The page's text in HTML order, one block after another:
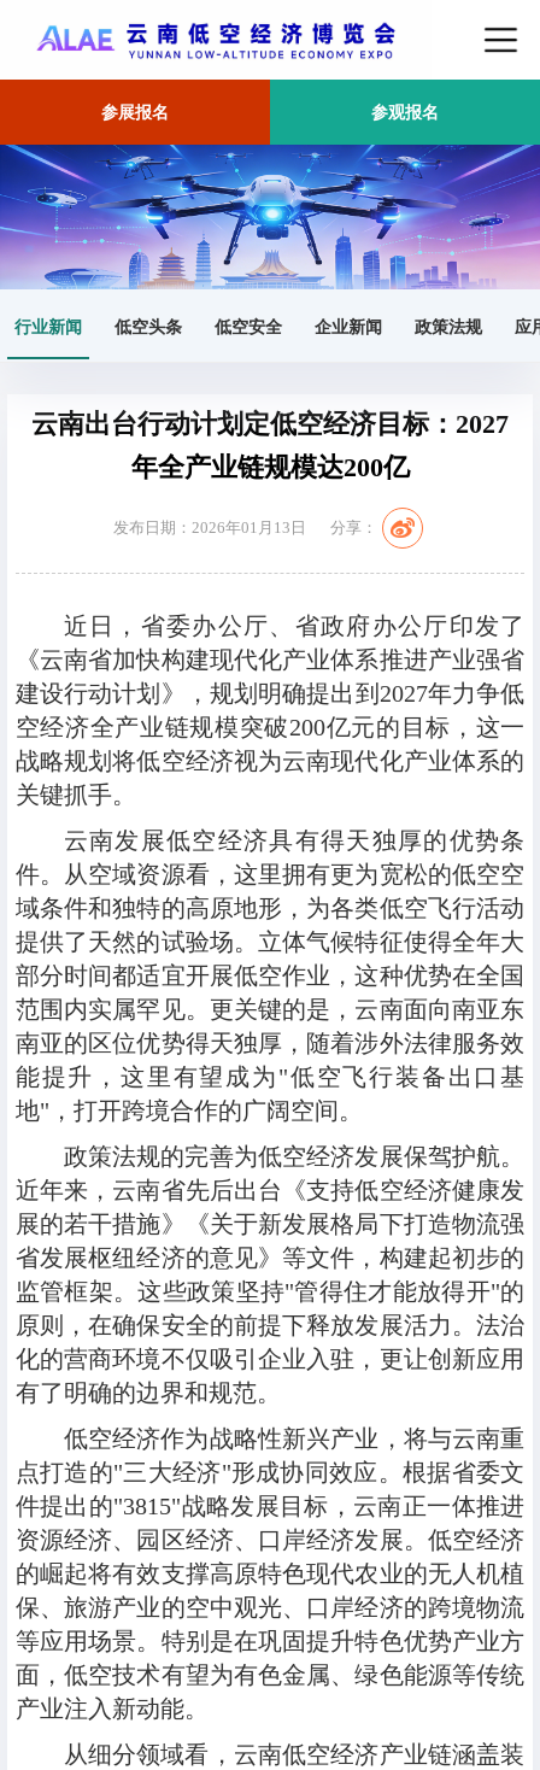
参展报名 参观报名
行业新闻 低空头条 低空安全 企业新闻 政策法规 应
首页 行业新闻 正文
云南出台行动计划定低空经济目标：2027
年全产业链规模达200亿
发布日期：2026年01月13日 分享：
近日，省委办公厅、省政府办公厅印发了
《云南省加快构建现代化产业体系推进产业强省
建设行动计划》，规划明确提出到2027年力争低
空经济全产业链规模突破200亿元的目标，这一
战略规划将低空经济视为云南现代化产业体系的
关键抓手。
云南发展低空经济具有得天独厚的优势条
件。从空域资源看，这里拥有更为宽松的低空空
域条件和独特的高原地形，为各类低空飞行活动
提供了天然的试验场。立体气候特征使得全年大
部分时间都适宜开展低空作业，这种优势在全国
范围内实属罕见。更关键的是，云南面向南亚东
南亚的区位优势得天独厚，随着涉外法律服务效
能提升，这里有望成为"低空飞行装备出口基
地"，打开跨境合作的广阔空间。
政策法规的完善为低空经济发展保驾护航。
近年来，云南省先后出台《支持低空经济健康发
展的若干措施》《关于新发展格局下打造物流强
省发展枢纽经济的意见》等文件，构建起初步的
监管框架。这些政策坚持"管得住才能放得开"的
原则，在确保安全的前提下释放发展活力。法治
化的营商环境不仅吸引企业入驻，更让创新应用
有了明确的边界和规范。
低空经济作为战略性新兴产业，将与云南重
点打造的"三大经济"形成协同效应。根据省委文
件提出的"3815"战略发展目标，云南正一体推进
资源经济、园区经济、口岸经济发展。低空经济
的崛起将有效支撑高原特色现代农业的无人机植
保、旅游产业的空中观光、口岸经济的跨境物流
等应用场景。特别是在巩固提升特色优势产业方
面，低空技术有望为有色金属、绿色能源等传统
产业注入新动能。
从细分领域看，云南低空经济产业链涵盖装